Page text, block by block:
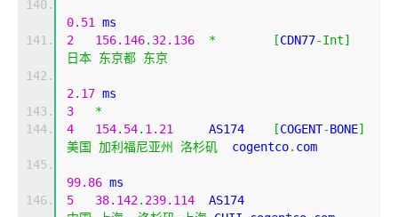
0.51
ms
2
156.146. 32.136 * [CDN77-Int]
日本 东京都 东京
2.17 ms
3
*
4
154.54. 1.21
     AS174
[COGENT-BONE]
美国 加利福尼亚州 洛杉矶
  cogentco
. com
99.86 ms
5
38.142. 239.114